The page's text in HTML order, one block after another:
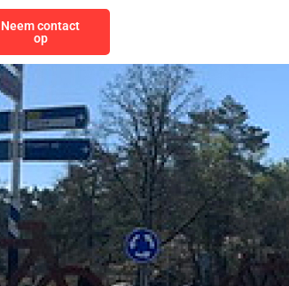
Neem contact
op